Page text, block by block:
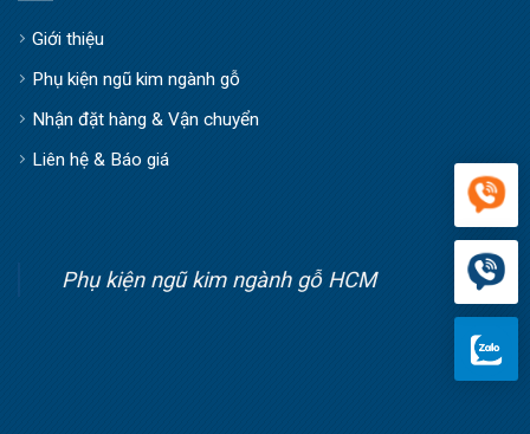
Giới thiệu
Phụ kiện ngũ kim ngành gỗ
Nhận đặt hàng & Vận chuyển
Liên hệ & Báo giá
Phụ kiện ngũ kim ngành gỗ HCM